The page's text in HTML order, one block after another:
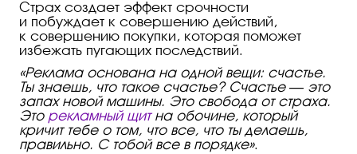
Страх создает эффект срочности
и побуждает к совершению действий,
к совершению покупки, которая поможет
избежать пугающих последствий.
«Реклама основана на одной вещи: счастье.
Ты знаешь, что такое счастье? Счастье — это
запах новой машины. Это свобода от страха.
Это рекламный щитна обочине, который
кричит тебе о том, что все, что ты делаешь,
правильно. С тобой все в порядке».